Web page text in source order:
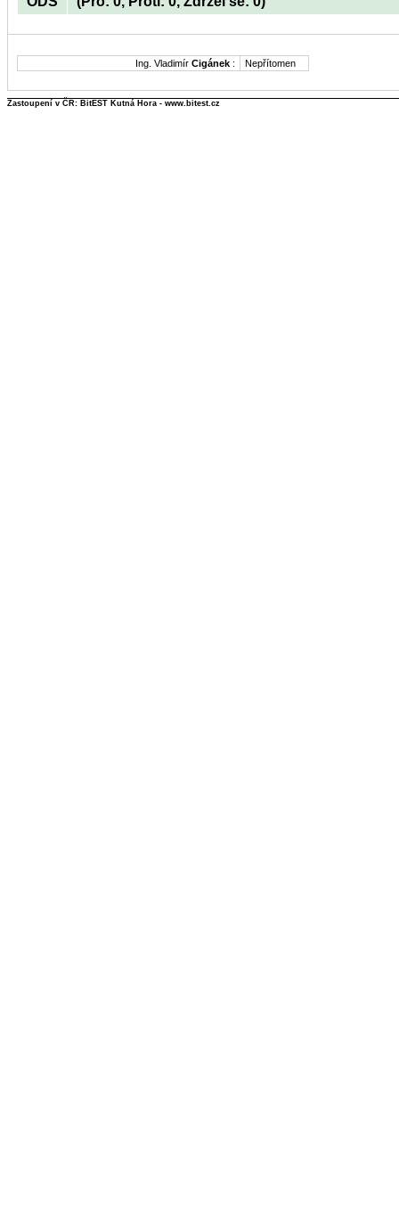
Ing. Vladimír Cigánek : Nepřítomen
Zastoupení v ČR: BitEST Kutná Hora - www.bitest.cz